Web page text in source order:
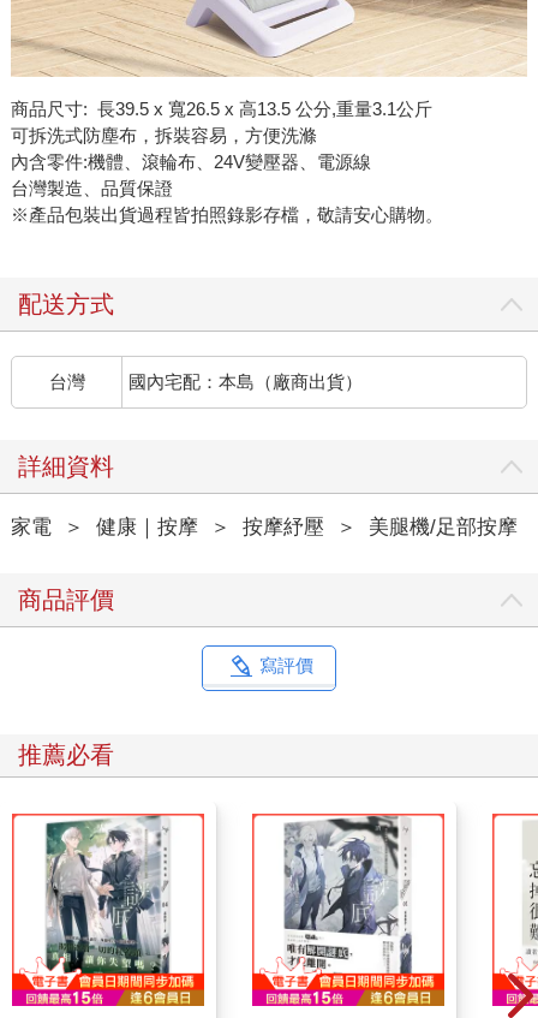
商品尺寸: 長39.5 x 寬26.5 x 高13.5 公分,重量3.1公斤
可拆洗式防塵布，拆裝容易，方便洗滌
內含零件:機體、滾輪布、24V變壓器、電源線
台灣製造、品質保證
※產品包裝出貨過程皆拍照錄影存檔，敬請安心購物。
配送方式
台灣 國內宅配：本島（廠商出貨）
詳細資料
家電 ＞ 健康｜按摩 ＞ 按摩紓壓 ＞ 美腿機/足部按摩
商品評價
寫評價
推薦必看